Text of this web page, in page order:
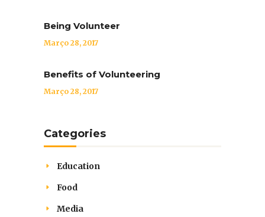
Being Volunteer
Março 28, 2017
Benefits of Volunteering
Março 28, 2017
Categories
Education
Food
Media